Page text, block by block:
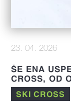
23. 04. 2026
ŠE ENA
CROSS, OD
IZJEMNIH
SKI CROSS